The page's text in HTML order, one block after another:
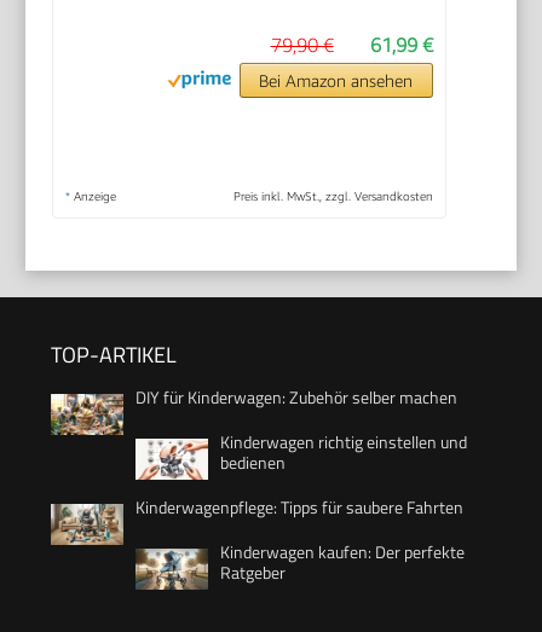
61,99 €
79,90 €
Bei Amazon ansehen
* Anzeige Preis inkl. MwSt., zzgl. Versandkosten
TOP-ARTIKEL
DIY für Kinderwagen: Zubehör selber machen
Kinderwagen richtig einstellen und
bedienen
Kinderwagenpflege: Tipps für saubere Fahrten
Kinderwagen kaufen: Der perfekte
Ratgeber